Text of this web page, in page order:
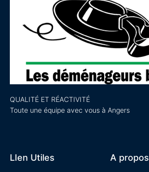
QUALITÉ ET RÉACTIVITÉ
Toute une équipe avec vous à Angers
LIen Utiles A propos